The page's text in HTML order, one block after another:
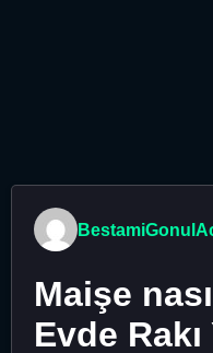
Maişe
Evde Rakı